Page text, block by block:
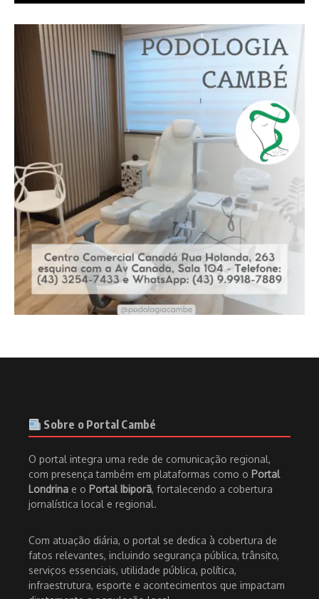
Sobre o Portal Cambé
O portal integra uma rede de comunicação regional,
com presença também em plataformas como o Portal
Londrina e o Portal Ibiporã, fortalecendo a cobertura
jornalística local e regional.
Com atuação diária, o portal se dedica à cobertura de
fatos relevantes, incluindo segurança pública, trânsito,
serviços essenciais, utilidade pública, política,
infraestrutura, esporte e acontecimentos que impactam